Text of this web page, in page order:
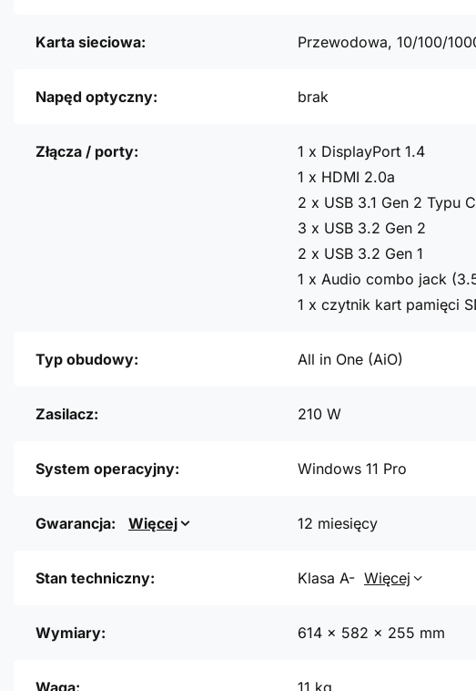
Karta sieciowa: Przewodowa, 10/100/
Napęd optyczny: brak
Złącza / porty:
1 x DisplayPort 1.4
1 x HDMI 2.0a
2 x USB 3.1 Gen 2 Typu C
3 x USB 3.2 Gen 2
2 x USB 3.2 Gen 1
1 x Audio combo jack
1 x czytnik kart pamięci
Typ obudowy: All in One (AiO)
Zasilacz: 210 W
System operacyjny: Windows 11 Pro
Gwarancja: Więcej 12 miesięcy
Stan techniczny: Klasa A- Więcej
Wymiary: 614 x 582 x 255 mm